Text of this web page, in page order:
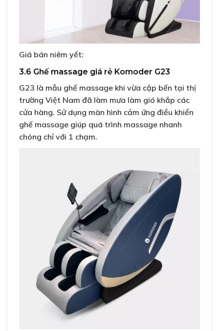
Giá bán niêm yết:
3.6 Ghế massage giá rẻ Komoder G23
G23 là mẫu ghế massage khi vừa cập bến tại thị
trường Việt Nam đã làm mưa làm gió khắp các
cửa hàng. Sử dụng màn hình cảm ứng điều khiển
ghế massage giúp quá trình massage nhanh
chóng chỉ với 1 chạm.